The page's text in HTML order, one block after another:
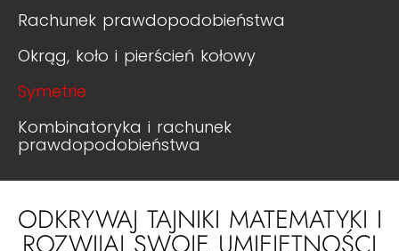
Rachunek prawdopodobieństwa
Okrąg, koło i pierścień kołowy
Symetrie
Kombinatoryka i rachunek
prawdopodobieństwa
ODKRYWAJ TAJNIKI MATEMATYKI I